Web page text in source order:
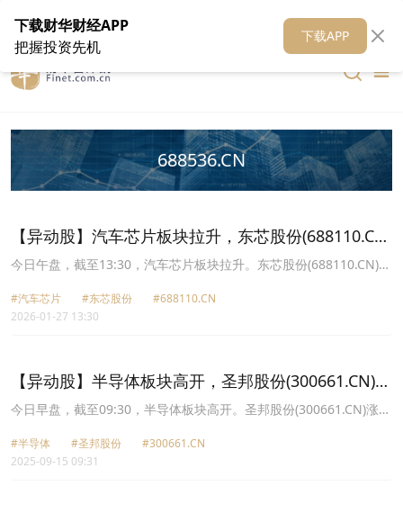
在线客服 关于我们 财华媒体矩阵 财华智库
688536.CN
【异动股】汽车芯片板块拉升，东芯股份(688110.CN)
涨20.0%
今日午盘，截至13:30，汽车芯片板块拉升。东芯股份(688110.CN)涨
兆驰股份(002429.CN)涨8.84%报10.83元，芯联集成U(688469.CN)
涨8.41%报8.25元，航宇微(300053.CN)涨7.77%报23.85元，思瑞浦
#汽车芯片 #东芯股份
#688110.CN
2026-01-27 13:30
【异动股】半导体板块高开，圣邦股份(300661.CN)涨
20.0%
今日早盘，截至09:30，半导体板块高开。圣邦股份(300661.CN)涨
微(688052.CN)涨16.56%报204.01元，艾为电子(688798.CN)涨
12.65%报95.88元，华岭股份(430139.CN)涨11.88%报29.0元，芯朋
#半导体 #圣邦股份
#300661.CN
2025-09-15 09:31
下载财华财经APP
把握投资先机
下载APP